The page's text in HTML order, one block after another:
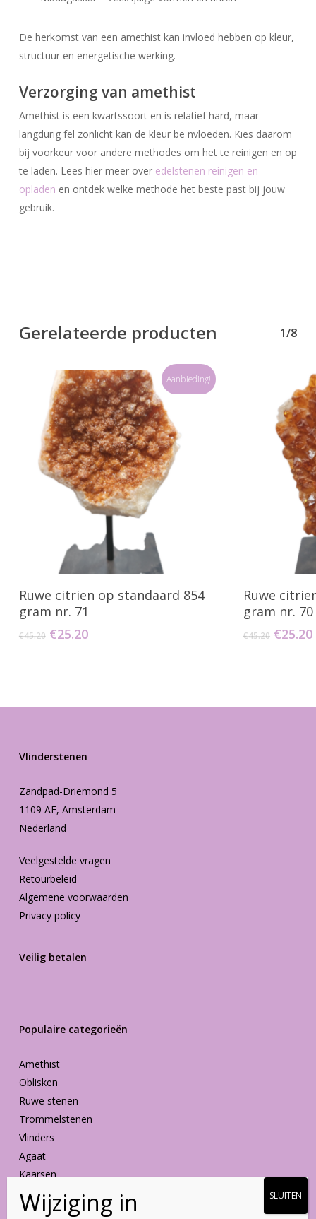
De herkomst van een amethist kan invloed hebben op kleur,
structuur en energetische werking.
Verzorging van amethist
Amethist is een kwartssoort en is relatief hard, maar
langdurig fel zonlicht kan de kleur beïnvloeden. Kies daarom
bij voorkeur voor andere methodes om het te reinigen en op
te laden. Lees hier meer over edelstenen reinigen en
opladen en ontdek welke methode het beste past bij jouw
gebruik.
Gerelateerde producten 1/8
Aanbieding!
Toevoegen Aan Winkelwagen
Ruwe citrien op standaard 854
gram nr. 71
€45.20 Oorspronkelijke
€25.20Huidige
Ruwe
gram nr. 70
€45.20 €25.20
Vlinderstenen
Zandpad-Driemond 5
1109 AE, Amsterdam
Nederland
Veelgestelde vragen
Retourbeleid
Algemene voorwaarden
Privacy policy
Veilig betalen
Populaire categorieën
Amethist
Oblisken
Ruwe stenen
Trommelstenen
Vlinders
Agaat
Kaarsen
Vormen